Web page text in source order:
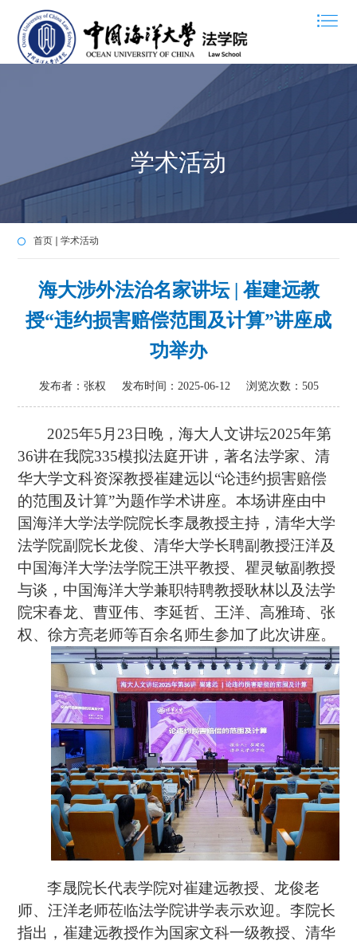
学术活动
首页 学术活动
海大涉外法治名家讲坛 | 崔建远教
授“违约损害赔偿范围及计算”讲座成
功举办
发布者：张权 发布时间：2025-06-12 浏览次数： 505
2025年5 月 23 日晚，海大人文讲坛2025年第
36讲在我院335模拟法庭开讲，著名法学家、清
华大学文科资深教授崔建远以“论违约损害赔偿
的范围及计算”为题作学术讲座。本场讲座由中
国海洋大学法学院院长李晟教授主持，清华大学
法学院副院长龙俊、清华大学长聘副教授汪洋及
中国海洋大学法学院王洪平教授、瞿灵敏副教授
与谈，中国海洋大学兼职特聘教授耿林以及法学
院宋春龙、曹亚伟、李延哲、王洋、高雅琦、张
权、徐方亮老师等百余名师生参加了此次讲座。
李晟院长代表学院对崔建远教授、龙俊老
师、汪洋老师莅临法学院讲学表示欢迎。李院长
指出，崔建远教授作为国家文科一级教授、清华